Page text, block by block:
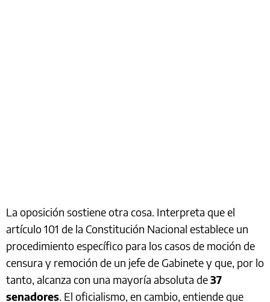
La oposición sostiene otra cosa. Interpreta que el
artículo 101 de la Constitución Nacional establece un
procedimiento específico para los casos de moción de
censura y remoción de un jefe de Gabinete y que, por lo
tanto, alcanza con una mayoría absoluta de37
senadores . El oficialismo, en cambio, entiende que